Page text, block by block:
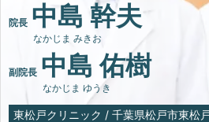
院長 中島 幹夫
なかじま みきお
副院長 中島 佑樹
なかじま ゆうき
東松戸クリニック / 千葉県松戸市東松